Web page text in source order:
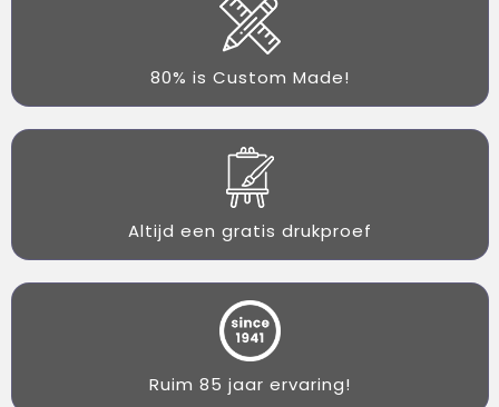
80% is Custom Made!
Altijd een gratis drukproef
Ruim 85 jaar ervaring!